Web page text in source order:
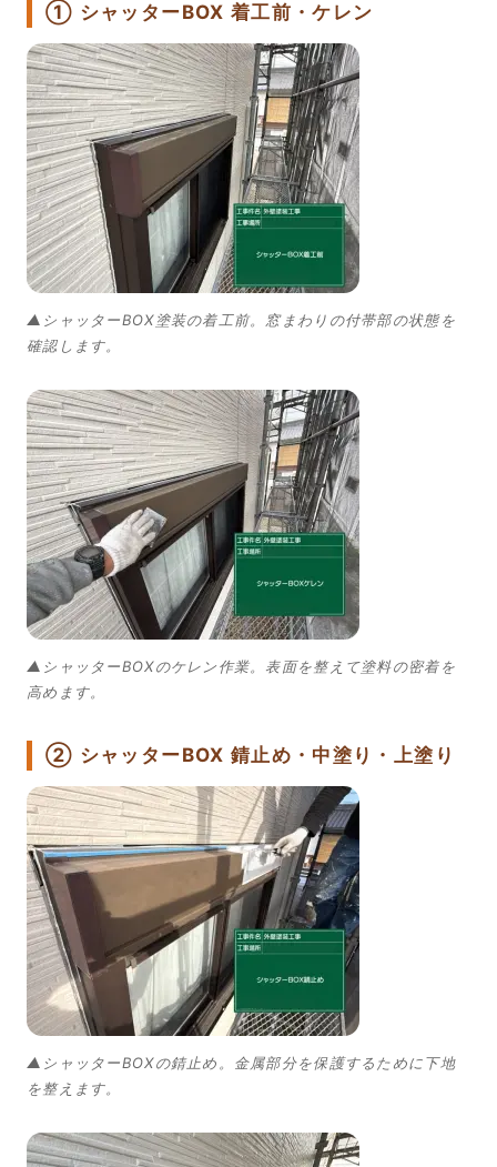
① シャッターBOX 着工前・ケレン
▲シャッターBOX塗装の着工前。窓まわりの付帯部の状態を
確認します。
▲シャッターBOXのケレン作業。表面を整えて塗料の密着を
高めます。
② シャッターBOX 錆止め・中塗り・上塗り
▲シャッターBOXの錆止め。金属部分を保護するために下地
を整えます。